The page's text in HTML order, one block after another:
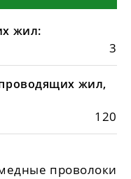
жил:
3
жил,
120
проволоки